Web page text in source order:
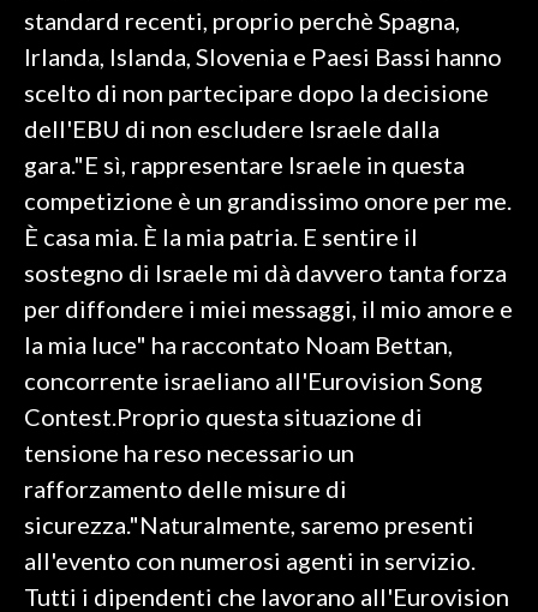
GOSSIP
SALUTE
SARDEGNA TURISMO
SARDI NEL MONDO
NOTIZIE
EVENTI
3 MINUTI CON
INSULARITÀ
INFO AZIENDE
standard recenti, proprio perchè Spagna,
Irlanda, Islanda, Slovenia e Paesi Bassi hanno
scelto di non partecipare dopo la decisione
dell'EBU di non escludere Israele dalla
gara."E sì, rappresentare Israele in questa
competizione è un grandissimo onore per me.
È casa mia. È la mia patria. E sentire il
sostegno di Israele mi dà davvero tanta forza
per diffondere i miei messaggi, il mio amore e
la mia luce" ha raccontato Noam Bettan,
concorrente israeliano all'Eurovision Song
Contest.Proprio questa situazione di
tensione ha reso necessario un
rafforzamento delle misure di
sicurezza."Naturalmente, saremo presenti
all'evento con numerosi agenti in servizio.
Tutti i dipendenti che lavorano all'Eurovision